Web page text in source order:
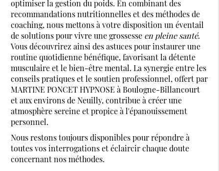
optimiser la gestion du poids. En combinant des
recommandations nutritionnelles et des méthodes de
coaching, nous mettons à votre disposition un éventail
de solutions pour vivre une grossesse en pleine santé.
Vous découvrirez ainsi des astuces pour instaurer une
routine quotidienne bénéfique, favorisant la détente
musculaire et le bien-être mental. La synergie entre les
conseils pratiques et le soutien professionnel, offert par
MARTINE PONCET HYPNOSE à Boulogne-Billancourt
et aux environs de Neuilly, contribue à créer une
atmosphère sereine et propice à l'épanouissement
personnel.
Nous restons toujours disponibles pour répondre à
toutes vos interrogations et éclaircir chaque doute
concernant nos méthodes.